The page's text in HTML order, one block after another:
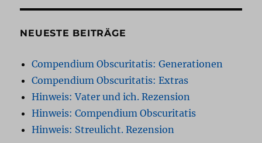
NEUESTE BEITRÄGE
Compendium Obscuritatis: Generationen
Compendium Obscuritatis: Extras
Hinweis: Vater und ich. Rezension
Hinweis: Compendium Obscuritatis
Hinweis: Streulicht. Rezension